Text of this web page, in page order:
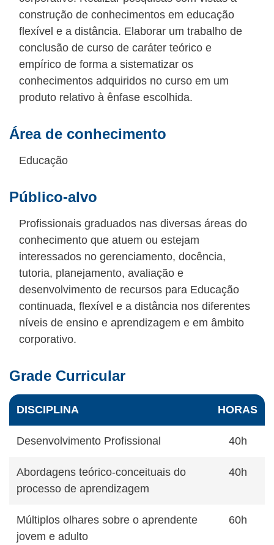
construção de conhecimentos em educação
flexível e a distância. Elaborar um trabalho de
conclusão de curso de caráter teórico e
empírico de forma a sistematizar os
conhecimentos adquiridos no curso em um
produto relativo à ênfase escolhida.
Área de conhecimento
Educação
Público-alvo
Profissionais graduados nas diversas áreas do
conhecimento que atuem ou estejam
interessados no gerenciamento, docência,
tutoria, planejamento, avaliação e
desenvolvimento de recursos para Educação
continuada, flexível e a distância nos diferentes
níveis de ensino e aprendizagem e em âmbito
corporativo.
Grade Curricular
DISCIPLINA HORAS
Desenvolvimento Profissional 40h
Abordagens teórico-conceituais do
processo de aprendizagem
40h
Múltiplos olhares sobre o aprendente
jovem e adulto
60h